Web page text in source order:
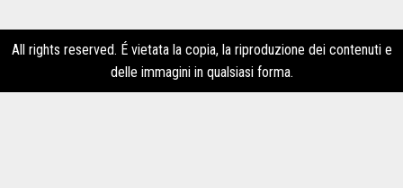
All rights reserved. É vietata la copia, la riproduzione dei contenuti e
delle immagini in qualsiasi forma.